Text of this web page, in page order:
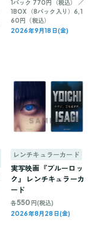
1パック 770円（税込） ／
1BOX（8パック入り）6,1
60円（税込）
2026年9月18日(金)
レンチキュラーカード
実写映画『ブルーロッ
ク』 レンチキュラーカ
ード
各550 円(税込)
2026年8月28日(金)